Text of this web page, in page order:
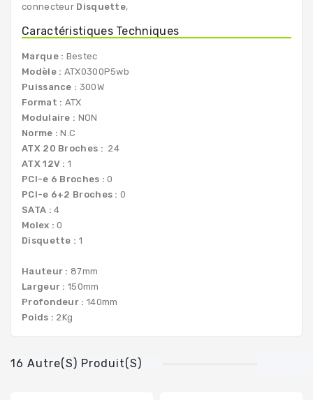
connecteur Disquette,
Caractéristiques Techniques
Marque : Bestec
Modèle : ATX0300P5wb
Puissance : 300W
Format : ATX
Modulaire : NON
Norme :N.C
ATX 20 Broches : 24
ATX 12V : 1
PCI-e 6 Broches :0
PCI-e 6+2 Broches : 0
SATA :4
Molex :0
Disquette : 1
Hauteur : 87mm
Largeur : 150mm
Profondeur : 140mm
Poids : 2Kg
16 Autre(s) Produit(s)